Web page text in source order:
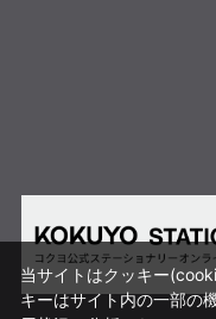
当サイトはクッキー
キーはサイト内の一部の